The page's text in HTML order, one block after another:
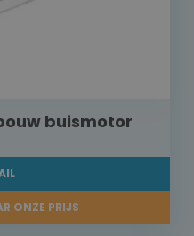
buismotor
ONZE PRIJS